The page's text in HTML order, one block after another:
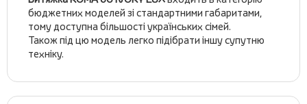
бюджетних моделей зі стандартними габаритами,
тому доступна більшості українських сімей.
Також під цю модель легко підібрати іншу супутню
техніку.